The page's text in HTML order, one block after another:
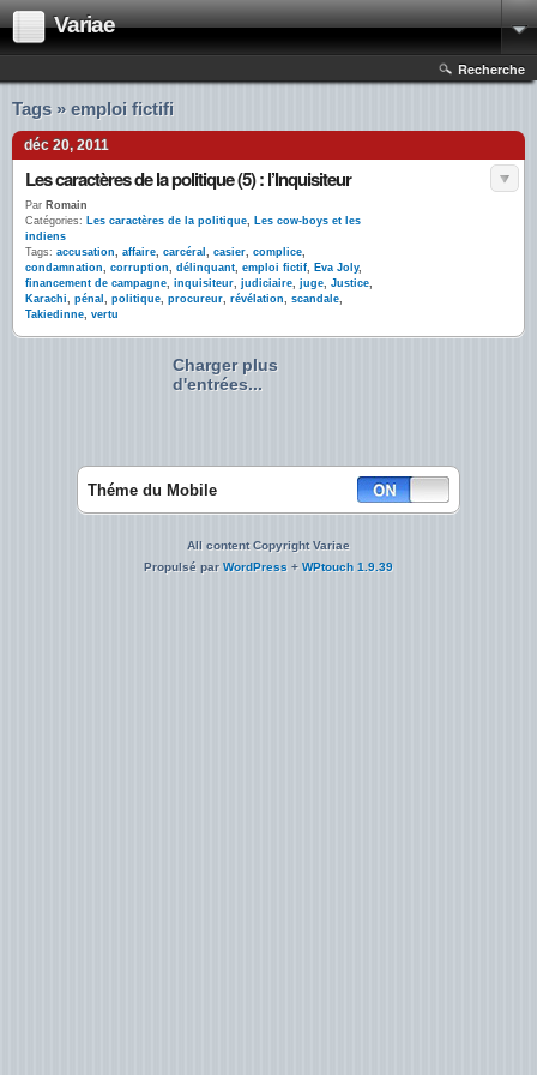
Variae
Recherche
Tags » emploi fictifi
déc 20, 2011
Les caractères de la politique (5) : l’Inquisiteur
Par Romain
Catégories: Les caractères de la politique, Les cow-boys et les
indiens
Tags: accusation, affaire, carcéral , casier, complice,
condamnation, corruption, délinquant, emploi fictif, Eva Joly,
financement de campagne, inquisiteur, judiciaire, juge, Justice,
Karachi, pénal , politique, procureur, révélation, scandale,
Takiedinne, vertu
Charger plus
d'entrées...
Théme du Mobile
All content Copyright Variae
Propulsé parWordPress + WPtouch 1.9.39